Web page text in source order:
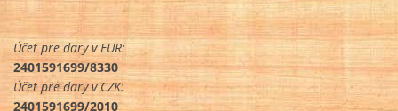
Účet pre dary v EUR:
2401591699/8330
Účet pre dary v CZK:
2401591699/2010